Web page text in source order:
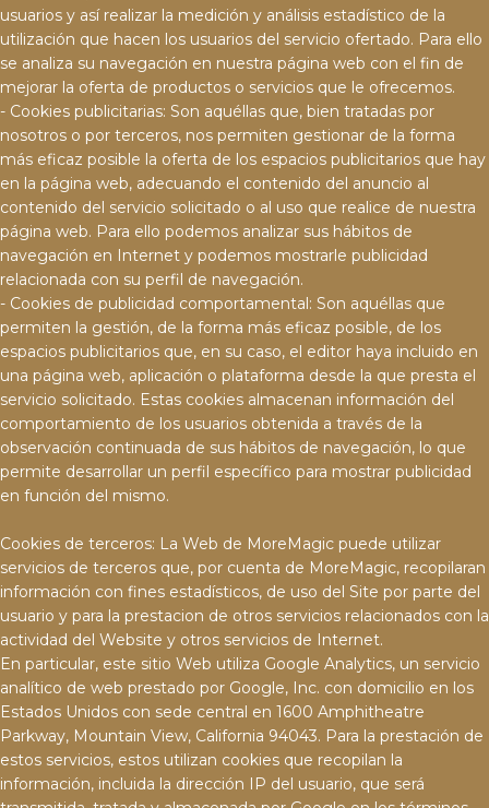
usuarios y así realizar la medición y análisis estadístico de la
utilización que hacen los usuarios del servicio ofertado. Para ello
se analiza su navegación en nuestra página web con el fin de
mejorar la oferta de productos o servicios que le ofrecemos.
- Cookies publicitarias: Son aquéllas que, bien tratadas por
nosotros o por terceros, nos permiten gestionar de la forma
más eficaz posible la oferta de los espacios publicitarios que hay
en la página web, adecuando el contenido del anuncio al
contenido del servicio solicitado o al uso que realice de nuestra
página web. Para ello podemos analizar sus hábitos de
navegación en Internet y podemos mostrarle publicidad
relacionada con su perfil de navegación.
- Cookies de publicidad comportamental: Son aquéllas que
permiten la gestión, de la forma más eficaz posible, de los
espacios publicitarios que, en su caso, el editor haya incluido en
una página web, aplicación o plataforma desde la que presta el
servicio solicitado. Estas cookies almacenan información del
comportamiento de los usuarios obtenida a través de la
observación continuada de sus hábitos de navegación, lo que
permite desarrollar un perfil específico para mostrar publicidad
en función del mismo.
Cookies de terceros: La Web de MoreMagic puede utilizar
servicios de terceros que, por cuenta de MoreMagic, recopilaran
información con fines estadísticos, de uso del Site por parte del
usuario y para la prestacion de otros servicios relacionados con la
actividad del Website y otros servicios de Internet.
En particular, este sitio Web utiliza Google Analytics, un servicio
analítico de web prestado por Google, Inc. con domicilio en los
Estados Unidos con sede central en 1600 Amphitheatre
Parkway, Mountain View, California 94043. Para la prestación de
estos servicios, estos utilizan cookies que recopilan la
información, incluida la dirección IP del usuario, que será